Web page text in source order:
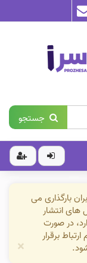
جستجو
بارگذاری می
های انتشار
در صورت
برقرار
×